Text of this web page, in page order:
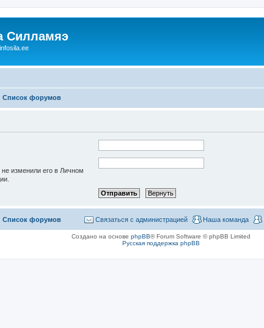
Силламяэ
Список форумов
изменили его в Личном
Список форумов Наша команда
Связаться с администрацией
Создано на основе phpBB® Forum Software © phpBB Limited
Русская поддержка phpBB